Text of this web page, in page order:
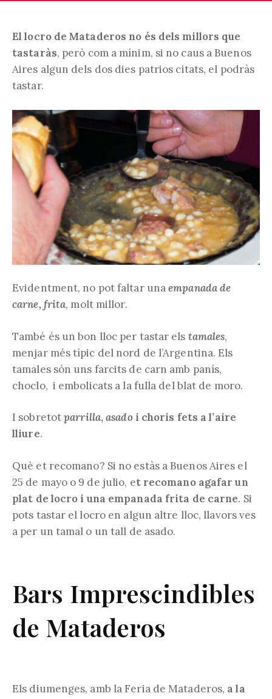
El locro de Mataderos no és dels millors que
tastaràs, però com a mínim, si no caus a Buenos
Aires algun dels dos dies patrios citats, el podràs
tastar.
Evidentment, no pot faltar unaempanada de
carne, frita, molt millor.
També és un bon lloc per tastar els tamales,
menjar més típic del nord de l’Argentina. Els
tamales són uns farcits de carn amb panís,
choclo, i embolicats a la fulla del blat de moro.
I sobretotparrilla,asado i choris fets a l’aire
lliure.
Què et recomano? Si no estàs a Buenos Aires el
25 de mayo o 9 de julio, et recomano agafar un
plat de locro i una empanada frita de carne. Si
pots tastar el locro en algun altre lloc, llavors ves
a per un tamal o un tall de asado.
Bars Imprescindibles
de Mataderos
Els diumenges, amb la Feria de Mataderos, a la